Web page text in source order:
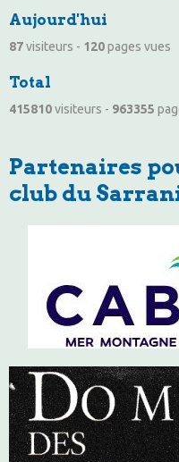
Aujourd'hui
87visiteurs - 120pages vues
Total
415810visiteurs - 963355
Partenaires
club du